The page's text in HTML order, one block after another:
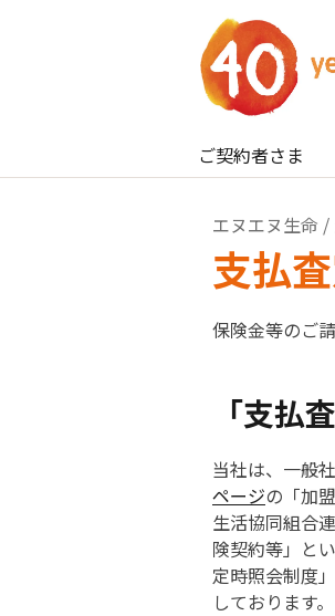
ご契約者さま
エヌエヌ生命 /
支払
保険金等のご
「支払
当社は、一般
ページの「加
生活協同組合
険契約等」と
定時照会制度
しております。